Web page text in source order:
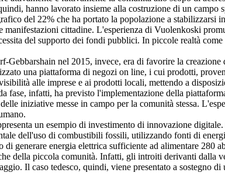
hanno lavorato insieme alla costruzione di un
del 22% che ha portato la popolazione a
cittadine. L'esperienza di Vuolenkoski
del supporto dei fondi pubblici. In piccole realtà
nel 2015, invece, era di favorire la
una piattaforma di negozi on line, i cui prodotti,
alle imprese e ai prodotti locali, mettendo a
fase, infatti, ha previsto l'implementazione della
iniziative messe in campo per la comunità stessa.
un esempio di investimento di innovazione
dell'uso di combustibili fossili, utilizzando fonti di
generare energia elettrica sufficiente ad alimentare
della piccola comunità. Infatti, gli introiti derivanti dalla
Il caso tedesco, quindi, viene presentato a sostegno